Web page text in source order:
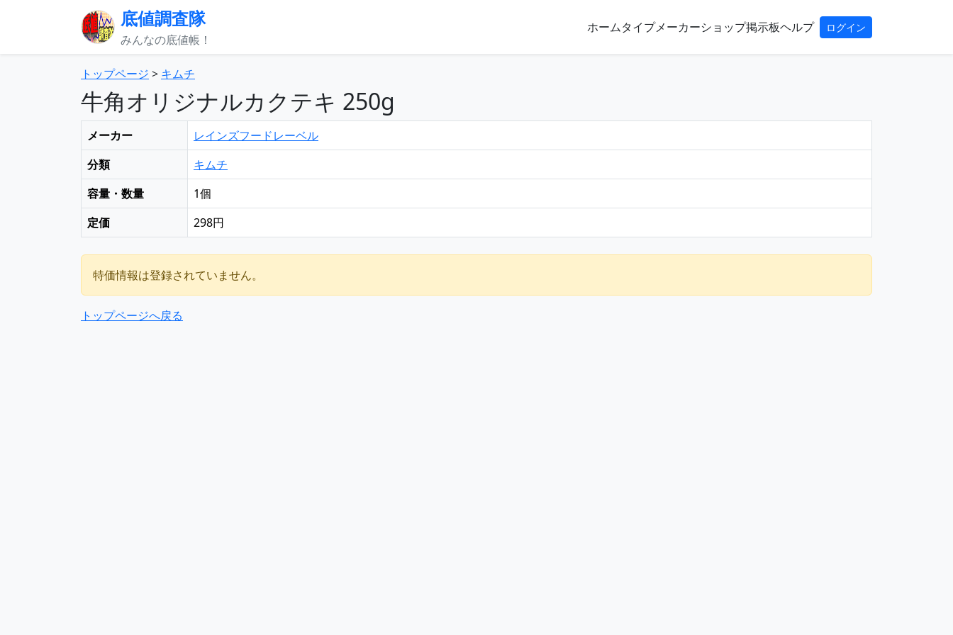
底値調査隊
みんなの底値帳！
ホームタイプメーカーショップ掲示板ヘルプ ログイン
トップページ > キムチ
牛角オリジナルカクテキ 250g
メーカー
レインズフードレーベル
分類
キムチ
容量・数量
1個
定価
298円
特価情報は登録されていません。
トップページへ戻る